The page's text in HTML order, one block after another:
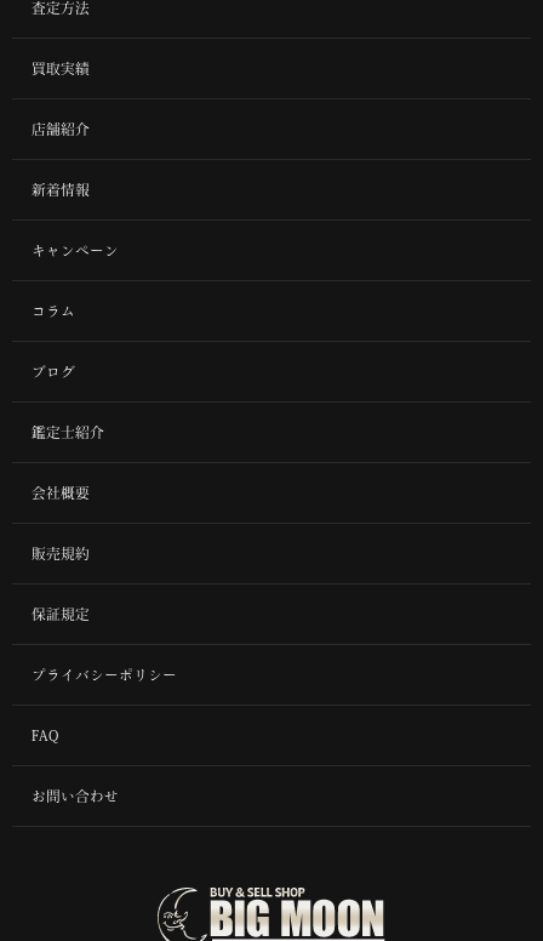
査定方法
買取実績
店舗紹介
新着情報
キャンペーン
コラム
ブログ
鑑定士紹介
会社概要
販売規約
保証規定
プライバシーポリシー
FAQ
お問い合わせ